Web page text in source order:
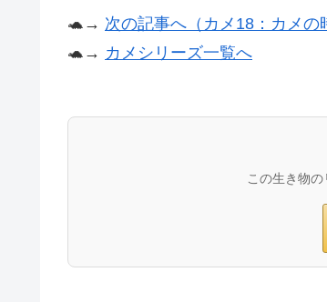
🐢→ 次の記事へ（カメ18：カメの
🐢→ カメシリーズ一覧へ
この生き物